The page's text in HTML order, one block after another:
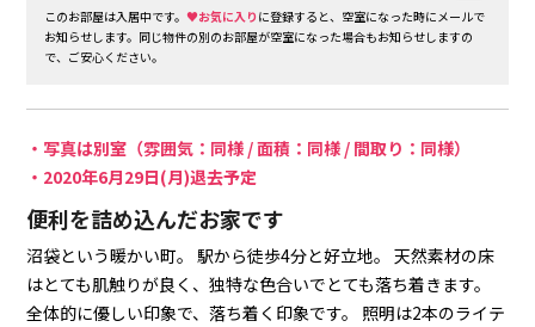
このお部屋は入居中です。♥お気に入り に登録すると、空室になった時にメールで
お知らせします。同じ物件の別のお部屋が空室になった場合もお知らせしますの
で、ご安心ください。
・写真は別室（雰囲気：同様 / 面積：同様 / 間取り：同様）
・2020年6月29日(月)退去予定
便利を詰め込んだお家です
沼袋という暖かい町。 駅から徒歩4分と好立地。
天然素材の床
はとても肌触りが良く、独特な色合いでとても落ち着きます。
全体的に優しい印象で、落ち着く印象です。
照明は2本のライテ